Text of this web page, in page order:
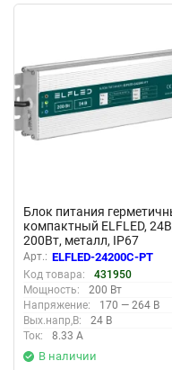
Блок питания
компактный ELFLED,
200Вт, металл, IP67
Арт.: ELFLED-24200С-PT
Код товара:
431950
Мощность:
200 Вт
Напряжение:
170 — 264 В
Вых.напр,В:
24 В
Ток:
8.33 А
В наличии